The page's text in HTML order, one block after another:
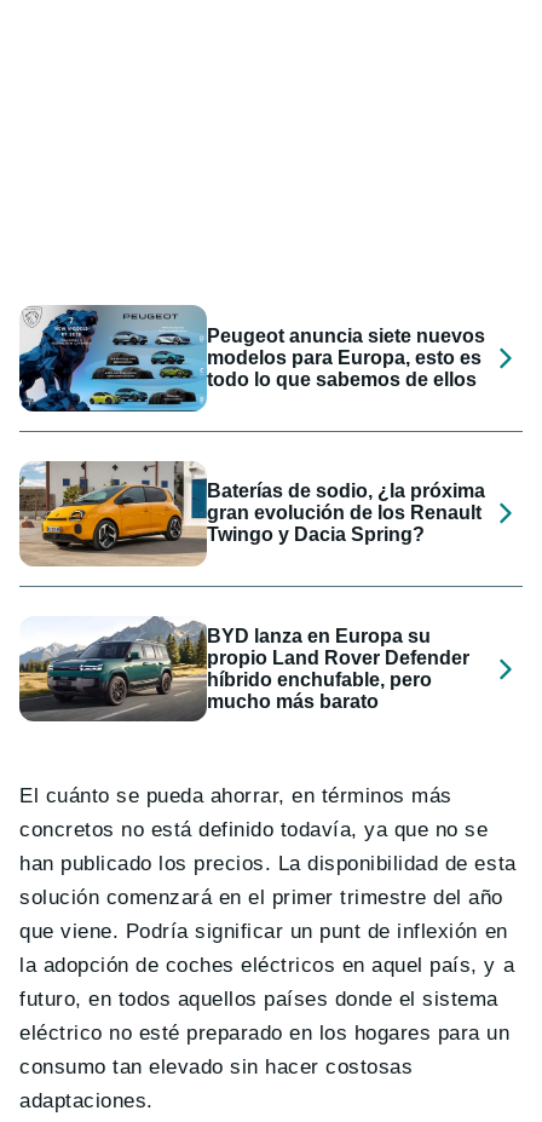
Peugeot anuncia siete nuevos
modelos para Europa, esto es
todo lo que sabemos de ellos
Baterías de sodio, ¿la próxima
gran evolución de los Renault
Twingo y Dacia Spring?
BYD lanza en Europa su
propio Land Rover Defender
híbrido enchufable, pero
mucho más barato
El cuánto se pueda ahorrar, en términos más
concretos no está definido todavía, ya que no se
han publicado los precios. La disponibilidad de esta
solución comenzará en el primer trimestre del año
que viene. Podría significar un punt de inflexión en
la adopción de coches eléctricos en aquel país, y a
futuro, en todos aquellos países donde el sistema
eléctrico no esté preparado en los hogares para un
consumo tan elevado sin hacer costosas
adaptaciones.